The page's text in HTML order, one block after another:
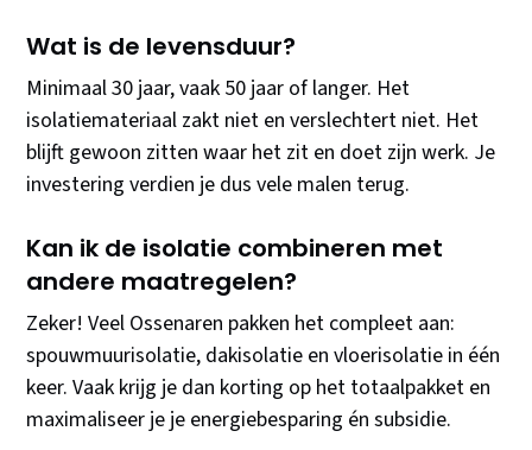
Wat is de levensduur?
Minimaal 30 jaar, vaak 50 jaar of langer. Het
isolatiemateriaal zakt niet en verslechtert niet. Het
blijft gewoon zitten waar het zit en doet zijn werk. Je
investering verdien je dus vele malen terug.
Kan ik de isolatie combineren met
andere maatregelen?
Zeker! Veel Ossenaren pakken het compleet aan:
spouwmuurisolatie, dakisolatie en vloerisolatie in één
keer. Vaak krijg je dan korting op het totaalpakket en
maximaliseer je je energiebesparing én subsidie.